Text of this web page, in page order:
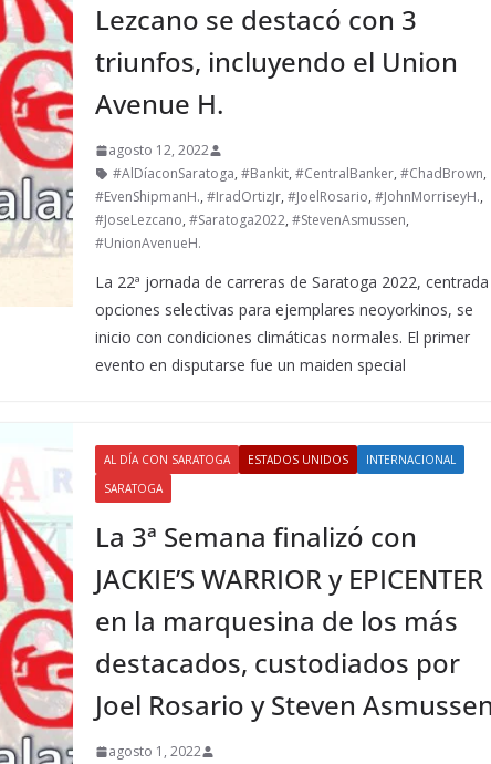
Lezcano se destacó con 3
triunfos, incluyendo el Union
Avenue H.
agosto 12, 2022
#AlDíaconSaratoga,#Bankit,#CentralBanker,#ChadBrown,
#EvenShipmanH.,#IradOrtizJr,#JoelRosario,#JohnMorriseyH.,
#JoseLezcano,#Saratoga2022,#StevenAsmussen,
#UnionAvenueH.
La 22ª jornada de carreras de Saratoga 2022,
opciones selectivas para ejemplares neoyorkinos, se
inicio con condiciones climáticas normales. El primer
evento en disputarse fue un maiden special
AL DÍA CON SARATOGA ESTADOS UNIDOS
INTERNACIONAL
SARATOGA
La 3ª Semana finalizó con
JACKIE’S WARRIOR y EPICENTER
en la marquesina de los más
destacados, custodiados por
Joel Rosario y Steven
agosto 1, 2022